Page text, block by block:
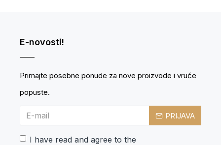
E-novosti!
Primajte posebne ponude za nove proizvode i vruće
popuste.
PRIJAVA
I have read and agree to the